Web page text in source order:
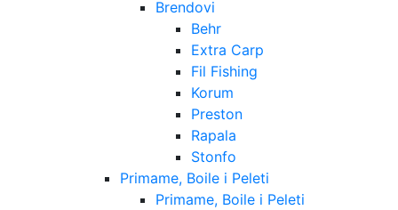
Brendovi
Behr
Extra Carp
Fil Fishing
Korum
Preston
Rapala
Stonfo
Primame, Boile i Peleti
Primame, Boile i Peleti